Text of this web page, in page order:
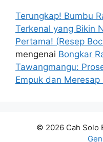
Terungkap! Bumbu
Terkenal yang Bikin
Pertama! (Resep
mengenai Bongkar
Tawangmangu:
Empuk dan Meresap
© 2026 Cah Solo